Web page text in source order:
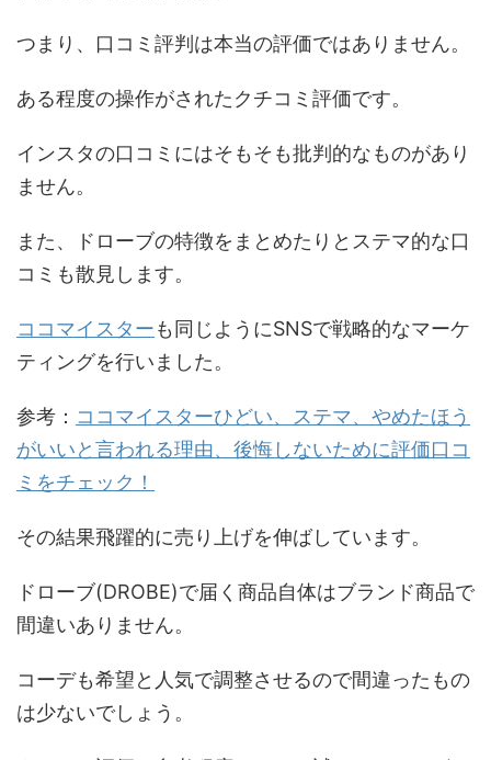
つまり、口コミ評判は本当の評価ではありません。
ある程度の操作がされたクチコミ評価です。
インスタの口コミにはそもそも批判的なものがあり
ません。
また、ドローブの特徴をまとめたりとステマ的な口
コミも散見します。
ココマイスターも同じようにSNSで戦略的なマーケ
ティングを行いました。
参考： ココマイスターひどい、ステマ、やめたほう
がいいと言われる理由、後悔しないために評価口コ
ミをチェック！
その結果飛躍的に売り上げを伸ばしています。
ドローブ(DROBE)で届く商品自体はブランド商品で
間違いありません。
コーデも希望と人気で調整させるので間違ったもの
は少ないでしょう。